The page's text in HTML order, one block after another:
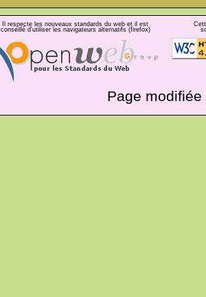
Il respecte les nouveaux standards du web et il est
conseillé d'utiliser les navigateurs alternatifs (firefox)
Page